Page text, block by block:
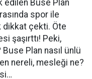
Buse Plan
spor ile
dikkat çekti. Öte
şaşırttı! Peki,
Plan nasıl ünlü
nereli, mesleği ne?